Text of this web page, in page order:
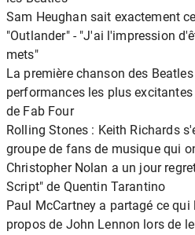
Sam Heughan sait exactement
"Outlander" - "J'ai l'impression
mets"
La première chanson des
performances les plus
de Fab Four
Rolling Stones : Keith Richards
groupe de fans de musique qui
Christopher Nolan a un jour
Script" de Quentin Tarantino
Paul McCartney a partagé ce
propos de John Lennon lors de